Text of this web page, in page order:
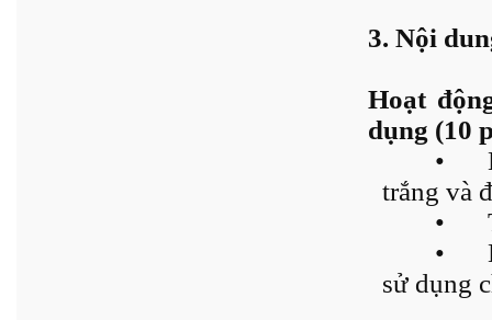
3. Nội
Hoạt
dụng (10
•
trắng và
•
•
sử dụng